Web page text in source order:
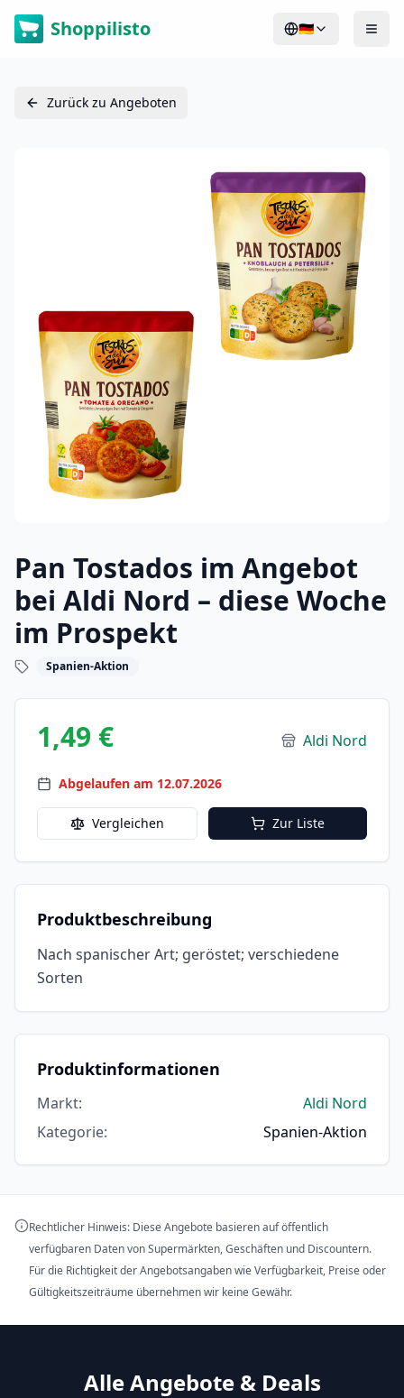
Shoppilisto 🇩🇪
Zurück zu Angeboten
Pan Tostados im Angebot
bei Aldi Nord – diese Woche
im Prospekt
Spanien-Aktion
1,49 € Aldi Nord
Abgelaufen am 12.07.2026
Vergleichen Zur Liste
Produktbeschreibung
Nach spanischer Art; geröstet; verschiedene
Sorten
Produktinformationen
Markt:
Aldi Nord
Kategorie: Spanien-Aktion
Rechtlicher Hinweis: Diese Angebote basieren auf öffentlich
verfügbaren Daten von Supermärkten, Geschäften und Discountern.
Für die Richtigkeit der Angebotsangaben wie Verfügbarkeit, Preise oder
Gültigkeitszeiträume übernehmen wir keine Gewähr.
Alle Angebote & Deals